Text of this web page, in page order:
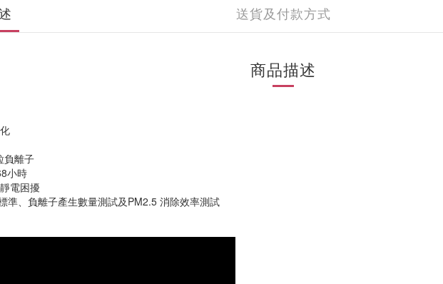
送貨及付款方式
商品描述
負離子
小時
電困擾
準、負離子產生數量測試及PM2.5 消除效率測試